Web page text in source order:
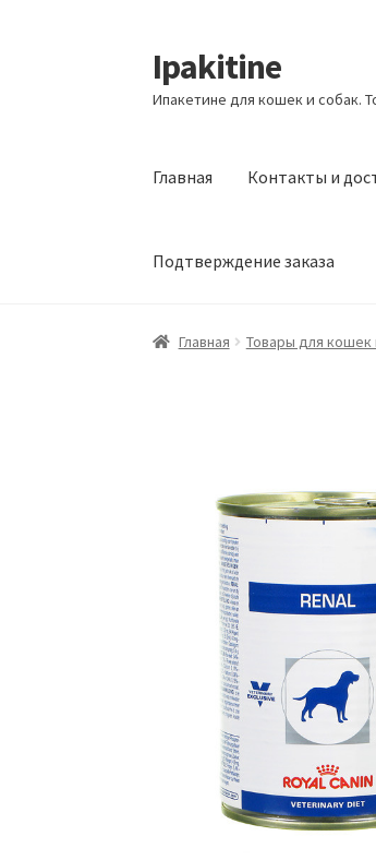
Перейти
к
навигации
Перейти
к
содержимому
Ipakitine
Ипакетине для кошек и собак.
Главная Контакты и
Подтверждение заказа
Главная Контакты и доставка
Главная Товары для кошек